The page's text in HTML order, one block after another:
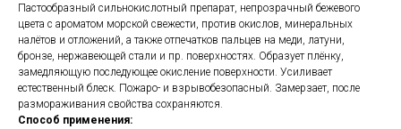
Пастообразный сильнокислотный препарат, непрозрачный бежевого
цвета с ароматом морской свежести, против окислов, минеральных
налётов и отложений, а также отпечатков пальцев на меди, латуни,
бронзе, нержавеющей стали и пр. поверхностях. Образует плёнку,
замедляющую последующее окисление поверхности. Усиливает
естественный блеск. Пожаро- и взрывобезопасный. Замерзает, после
размораживания свойства сохраняются.
Способ применения: